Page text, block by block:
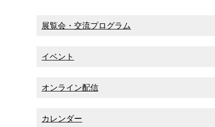
展覧会・交流プログラム
イベント
オンライン配信
カレンダー